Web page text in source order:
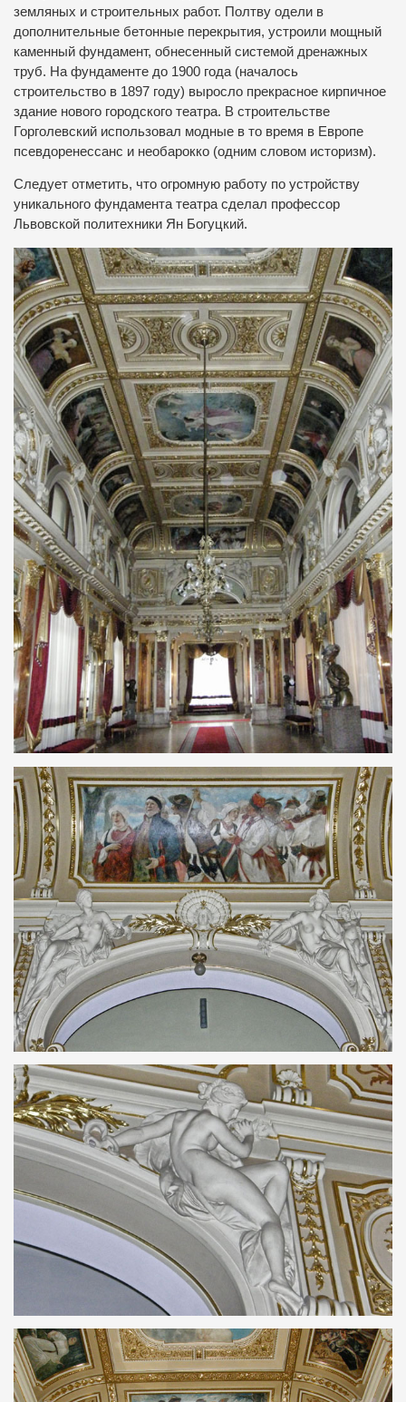
земляных и строительных работ. Полтву одели в
дополнительные бетонные перекрытия, устроили мощный
каменный фундамент, обнесенный системой дренажных
труб. На фундаменте до 1900 года (началось
строительство в 1897 году) выросло прекрасное кирпичное
здание нового городского театра. В строительстве
Горголевский использовал модные в то время в Европе
псевдоренессанс и необарокко (одним словом историзм).
Следует отметить, что огромную работу по устройству
уникального фундамента театра сделал профессор
Львовской политехники Ян Богуцкий.